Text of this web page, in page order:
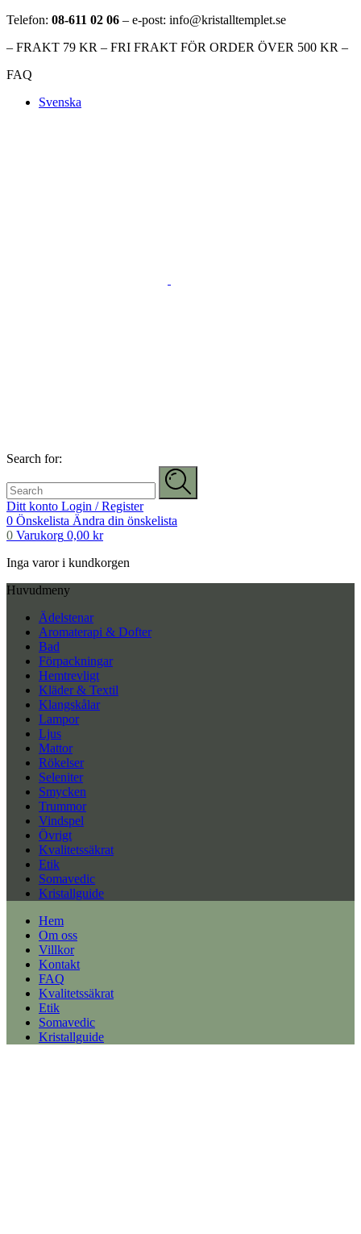
Telefon: 08-611 02 06 – e-post: info@kristalltemplet.se
– FRAKT 79 KR – FRI FRAKT FÖR ORDER ÖVER 500 KR –
FAQ
Svenska
Search for:
Ditt konto Login / Register
0 Önskelista Ändra din önskelista
0 Varukorg 0,00 kr
Inga varor i kundkorgen
Huvudmeny
Ädelstenar
Aromaterapi & Dofter
Bad
Förpackningar
Hemtrevligt
Kläder & Textil
Klangskålar
Lampor
Ljus
Mattor
Rökelser
Seleniter
Smycken
Trummor
Vindspel
Övrigt
Kvalitetssäkrat
Etik
Somavedic
Kristallguide
Hem
Om oss
Villkor
Kontakt
FAQ
Kvalitetssäkrat
Etik
Somavedic
Kristallguide